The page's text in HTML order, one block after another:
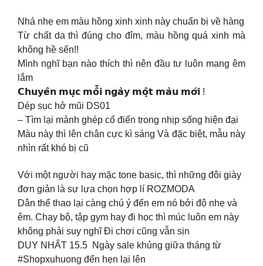
Nhá nhẹ em màu hồng xinh xinh này chuẩn bị về hàng
Từ chất da thì đúng cho đỉm, màu hồng quá xinh mà
không hề sến!!
Mình nghĩ bạn nào thích thì nên đầu tư luôn mang êm
lắm
𝗖𝗵𝘂𝘆𝗲̂𝗻 𝗺𝘂̣𝗰 𝗺𝗼̂̃𝗶 𝗻𝗴𝗮̀𝘆 𝗺𝗼̣̂𝘁 𝗺𝗮̀𝘂 𝗺𝗼̛́𝗶 !
Dép sục hở mũi DS01
– Tìm lại mảnh ghép cổ điển trong nhịp sống hiện đại
Màu này thì lên chân cực kì sáng Và đặc biệt, mẫu này
nhìn rất khó bị cũ
Với một người hay mặc tone basic, thì những đôi giày
đơn giản là sự lựa chọn hợp lí ROZMODA
Dân thể thao lại càng chú ý đến em nó bởi độ nhẹ và
êm. Chạy bộ, tập gym hay đi học thì múc luôn em này
không phải suy nghĩ Đi chơi cũng vẫn sịn
DUY NHẤT 15.5 ️ Ngày sale khủng giữa tháng từ
#Shopxuhuong đến hẹn lại lên